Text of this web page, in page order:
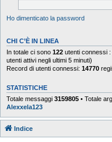
Ho dimenticato la password
CHI C’È IN LINEA
In totale ci sono 122 utenti connessi
utenti attivi negli ultimi 5 minuti)
Record di utenti connessi: 14770
STATISTICHE
Totale messaggi 3159805 • Totale
Alexxela123
Indice